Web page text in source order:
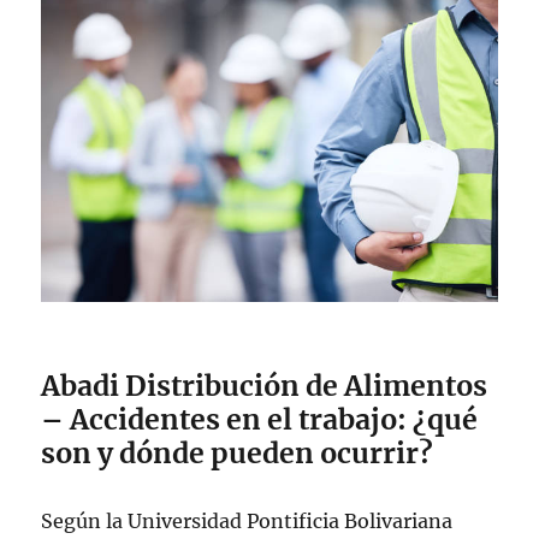
Abadi Distribución de Alimentos
– Accidentes en el trabajo: ¿qué
son y dónde pueden ocurrir?
Según la Universidad Pontificia Bolivariana